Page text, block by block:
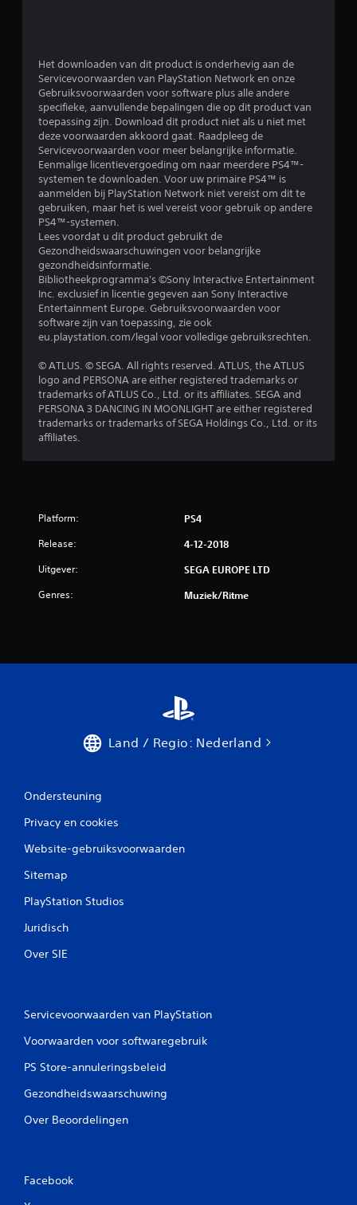
Het downloaden van dit product is onderhevig aan de
Servicevoorwaarden van PlayStation Network en onze
Gebruiksvoorwaarden voor software plus alle andere
specifieke, aanvullende bepalingen die op dit product van
toepassing zijn. Download dit product niet als u niet met
deze voorwaarden akkoord gaat. Raadpleeg de
Servicevoorwaarden voor meer belangrijke informatie.
Eenmalige licentievergoeding om naar meerdere PS4™-
systemen te downloaden. Voor uw primaire PS4™ is
aanmelden bij PlayStation Network niet vereist om dit te
gebruiken, maar het is wel vereist voor gebruik op andere
PS4™-systemen.
Lees voordat u dit product gebruikt de
Gezondheidswaarschuwingen voor belangrijke
gezondheidsinformatie.
Bibliotheekprogramma's ©Sony Interactive Entertainment
Inc. exclusief in licentie gegeven aan Sony Interactive
Entertainment Europe. Gebruiksvoorwaarden voor
software zijn van toepassing, zie ook
eu.playstation.com/legal voor volledige gebruiksrechten.
© ATLUS. © SEGA. All rights reserved. ATLUS, the ATLUS
logo and PERSONA are either registered trademarks or
trademarks of ATLUS Co., Ltd. or its affiliates. SEGA and
PERSONA 3 DANCING IN MOONLIGHT are either registered
trademarks or trademarks of SEGA Holdings Co., Ltd. or its
affiliates.
Platform: PS4
Release: 4-12-2018
Uitgever: SEGA EUROPE LTD
Genres: Muziek/ritme
Land / Regio: Nederland
Ondersteuning
Privacy en cookies
Website-gebruiksvoorwaarden
Sitemap
PlayStation Studios
Juridisch
Over SIE
Servicevoorwaarden van PlayStation
Voorwaarden voor softwaregebruik
PS Store-annuleringsbeleid
Gezondheidswaarschuwing
Over Beoordelingen
Facebook